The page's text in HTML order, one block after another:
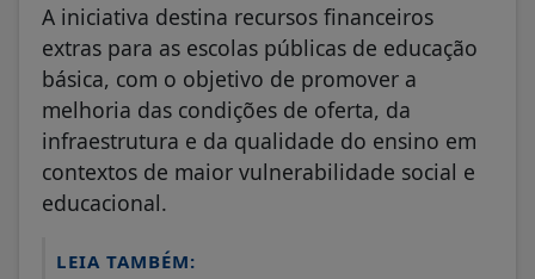
A iniciativa destina recursos financeiros
extras para as escolas públicas de educação
básica, com o objetivo de promover a
melhoria das condições de oferta, da
infraestrutura e da qualidade do ensino em
contextos de maior vulnerabilidade social e
educacional.
LEIA TAMBÉM: